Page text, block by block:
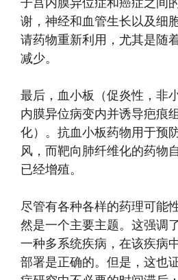
谢，神经和血管生长以及细
请药物重新利用，尤其是随
减少。
最后，血小板（促炎性，非
内膜异位病变内并诱导疤痕
化）。抗血小板药物用于预
风，而靶向肺纤维化的药物
已经增殖。
尽管有各种各样的药理可能
然是一个主要主题。这强调
一种多系统疾病，在该疾病
部署是正确的。但是，这也